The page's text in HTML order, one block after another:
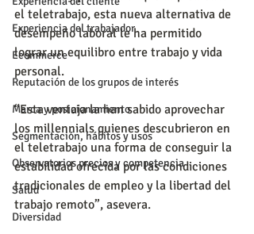
Experiencia del trabajador
Ecommerce
Reputación de los grupos de interés
Marca y posicionamiento
Segmentación, hábitos y usos
Observatorios precios y competencia
Salud
Diversidad
el teletrabajo, esta nueva alternativa de
desempeño laboral le ha permitido
lograr un equilibro entre trabajo y vida
personal.
“Esta ventaja la han sabido aprovechar
los millennials quienes descubrieron en
el teletrabajo una forma de conseguir la
estabilidad ofrecida por las condiciones
tradicionales de empleo y la libertad del
trabajo remoto”, asevera.